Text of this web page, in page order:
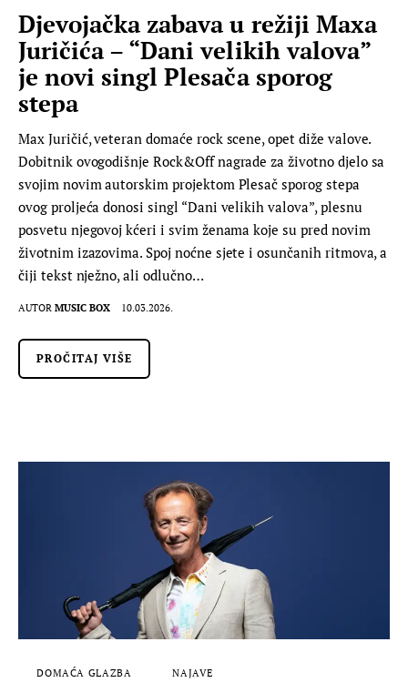
Djevojačka zabava u režiji Maxa
Juričića – “Dani velikih valova”
je novi singl Plesača sporog
stepa
Max Juričić, veteran domaće rock scene, opet diže valove.
Dobitnik ovogodišnje Rock&Off nagrade za životno djelo sa
svojim novim autorskim projektom Plesač sporog stepa
ovog proljeća donosi singl “Dani velikih valova”, plesnu
posvetu njegovoj kćeri i svim ženama koje su pred novim
životnim izazovima. Spoj noćne sjete i osunčanih ritmova, a
čiji tekst nježno, ali odlučno…
AUTOR MUSIC BOX 10.03.2026.
PROČITAJ VIŠE
DOMAĆA GLAZBA NAJAVE